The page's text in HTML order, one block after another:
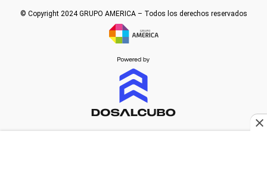
© Copyright 2024 GRUPO AMERICA – Todos los derechos reservados